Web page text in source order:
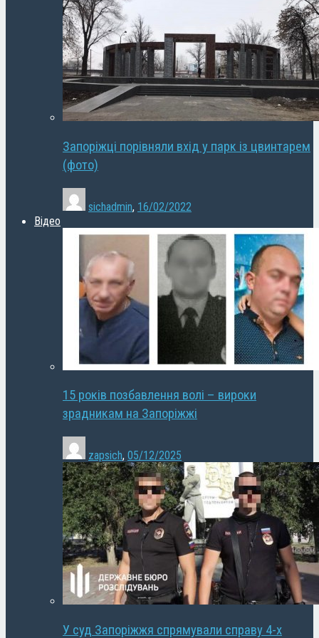
Запоріжці порівняли вхід у парк із цвинтарем
(фото)
sichadmin, 16/02/2022
Відео
15 років позбавлення волі – вироки
зрадникам на Запоріжжі
zapsich, 05/12/2025
У суд Запоріжжя спрямували справу 4-х